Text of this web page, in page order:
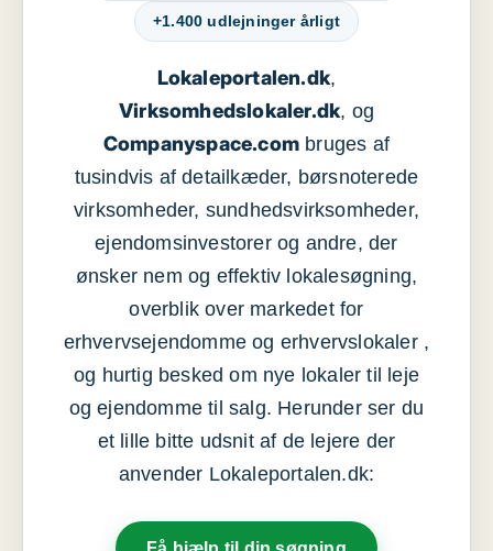
+1.400 udlejninger årligt
Lokaleportalen.dk,
Virksomhedslokaler.dk, og
Companyspace.com bruges af
tusindvis af detailkæder, børsnoterede
virksomheder, sundhedsvirksomheder,
ejendomsinvestorer og andre, der
ønsker nem og effektiv lokalesøgning,
overblik over markedet for
erhvervsejendomme og erhvervslokaler ,
og hurtig besked om nye lokaler til leje
og ejendomme til salg. Herunder ser du
et lille bitte udsnit af de lejere der
anvender Lokaleportalen.dk: